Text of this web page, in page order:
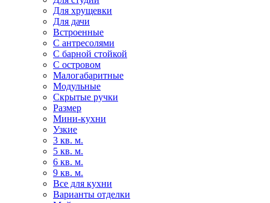
Для хрущевки
Для дачи
Встроенные
С антресолями
С барной стойкой
С островом
Малогабаритные
Модульные
Скрытые ручки
Размер
Мини-кухни
Узкие
3 кв. м.
5 кв. м.
6 кв. м.
9 кв. м.
Все для кухни
Варианты отделки